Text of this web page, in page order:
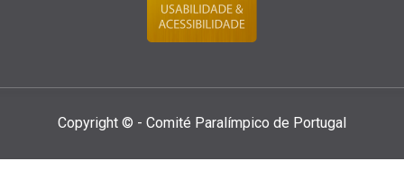
Copyright © - Comité Paralí­mpico de Portugal